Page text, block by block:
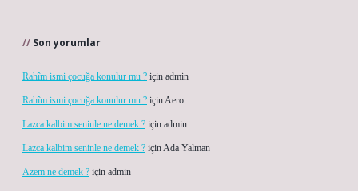
Son yorumlar
Rahîm ismi çocuğa konulur mu ? için admin
Rahîm ismi çocuğa konulur mu ? içinAero
Lazca kalbim seninle ne demek ? için admin
Lazca kalbim seninle ne demek ? içinAda Yalman
Azem ne demek ? için admin